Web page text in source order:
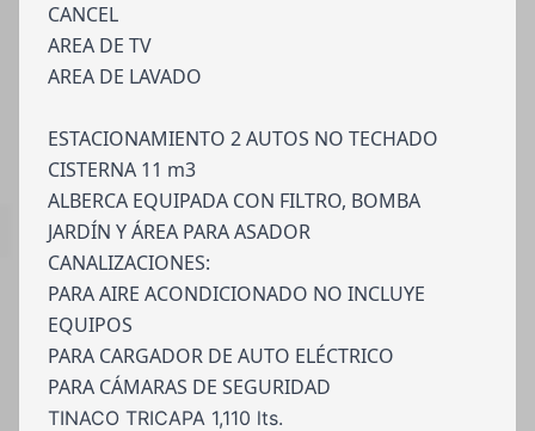
CANCEL
AREA DE TV
AREA DE LAVADO
ESTACIONAMIENTO 2 AUTOS NO TECHADO
CISTERNA 11 m3
ALBERCA EQUIPADA CON FILTRO, BOMBA
JARDÍN Y ÁREA PARA ASADOR
CANALIZACIONES:
PARA AIRE ACONDICIONADO NO INCLUYE
EQUIPOS
PARA CARGADOR DE AUTO ELÉCTRICO
PARA CÁMARAS DE SEGURIDAD
TINACO TRICAPA 1,110 lts.